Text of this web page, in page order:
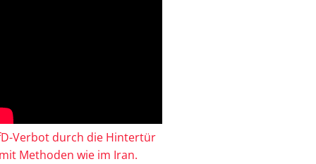
Verbot durch die Hintertür
Methoden wie im Iran.